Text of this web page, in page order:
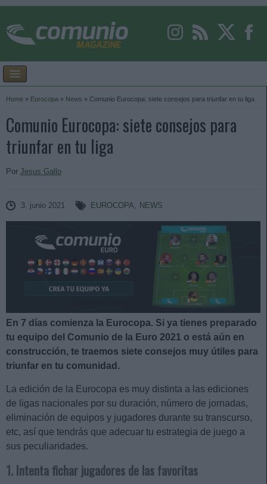
Home » Eurocopa » News » Comunio Eurocopa: siete consejos para triunfar en tu liga
Comunio Eurocopa: siete consejos para
triunfar en tu liga
Por Jesus Gallo
3. junio 2021 EUROCOPA, NEWS
En 7 días comienza la Eurocopa. Si ya tienes preparado
tu equipo del Comunio de la Euro 2021 o está aún en
construcción, te traemos siete consejos muy útiles para
triunfar en tu comunidad.
La edición de la Eurocopa es muy distinta a las ediciones
de ligas nacionales por su duración, número de jornadas,
eliminación de equipos y jugadores durante su transcurso,
etc, así que tendrás que adecuar tu estrategia de juego a
sus peculiaridades.
1. Intenta fichar jugadores de las favoritas